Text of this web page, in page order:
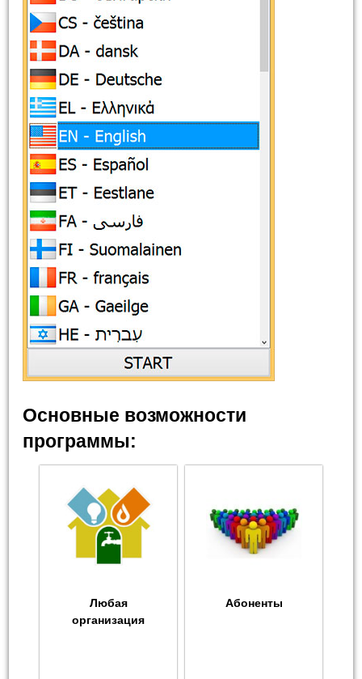
Основные возможности
программы:
Любая
организация
Абоненты